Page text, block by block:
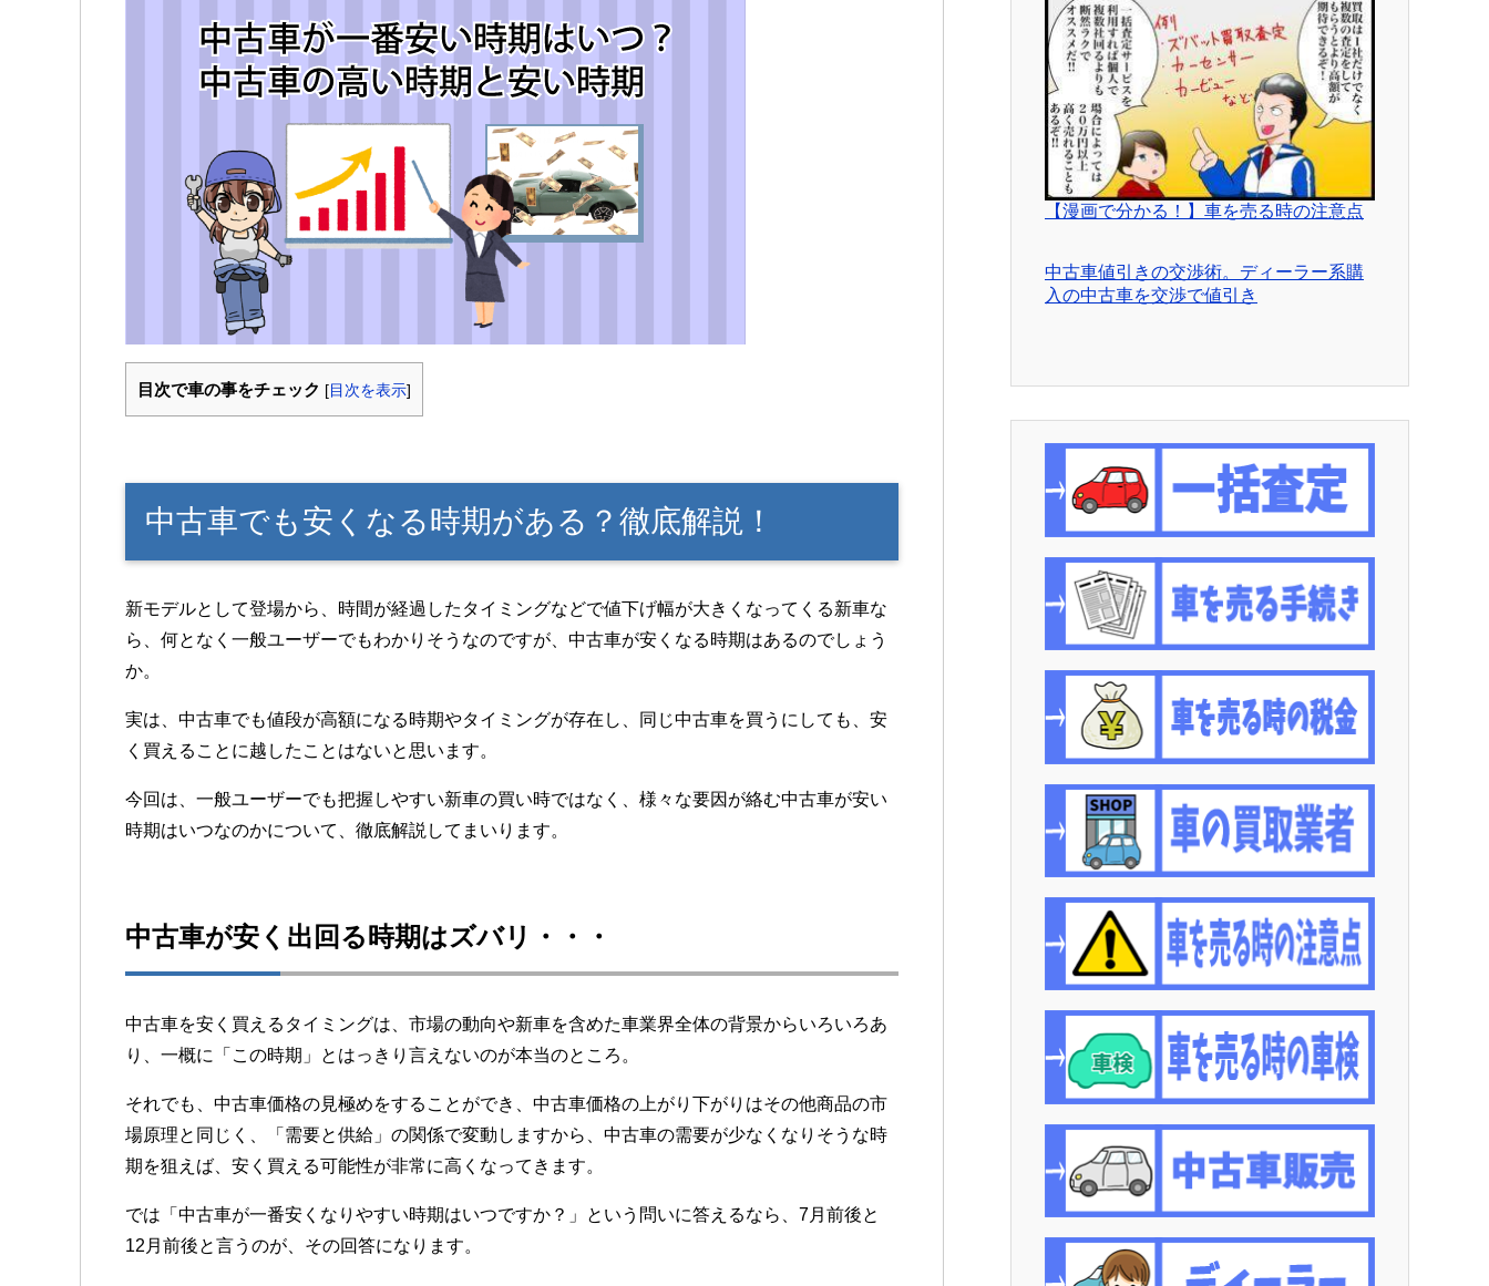
目次で車の事をチェック [ 目次を表示]
中古車でも安くなる時期がある？徹底解説！
新モデルとして登場から、時間が経過したタイミングなどで値下げ幅が大きくなってくる新車な
ら、何となく一般ユーザーでもわかりそうなのですが、中古車が安くなる時期はあるのでしょう
か。
実は、中古車でも値段が高額になる時期やタイミングが存在し、同じ中古車を買うにしても、安
く買えることに越したことはないと思います。
今回は、一般ユーザーでも把握しやすい新車の買い時ではなく、様々な要因が絡む中古車が安い
時期はいつなのかについて、徹底解説してまいります。
中古車が安く出回る時期はズバリ・・・
中古車を安く買えるタイミングは、市場の動向や新車を含めた車業界全体の背景からいろいろあ
り、一概に「この時期」とはっきり言えないのが本当のところ。
それでも、中古車価格の見極めをすることができ、中古車価格の上がり下がりはその他商品の市
場原理と同じく、「需要と供給」の関係で変動しますから、中古車の需要が少なくなりそうな時
期を狙えば、安く買える可能性が非常に高くなってきます。
では「中古車が一番安くなりやすい時期はいつですか？」という問いに答えるなら、7月前後と
12月前後と言うのが、その回答になります。
【漫画で分かる！】車を売る時の注意点
中古車値引きの交渉術。ディーラー系購
入の中古車を交渉で値引き